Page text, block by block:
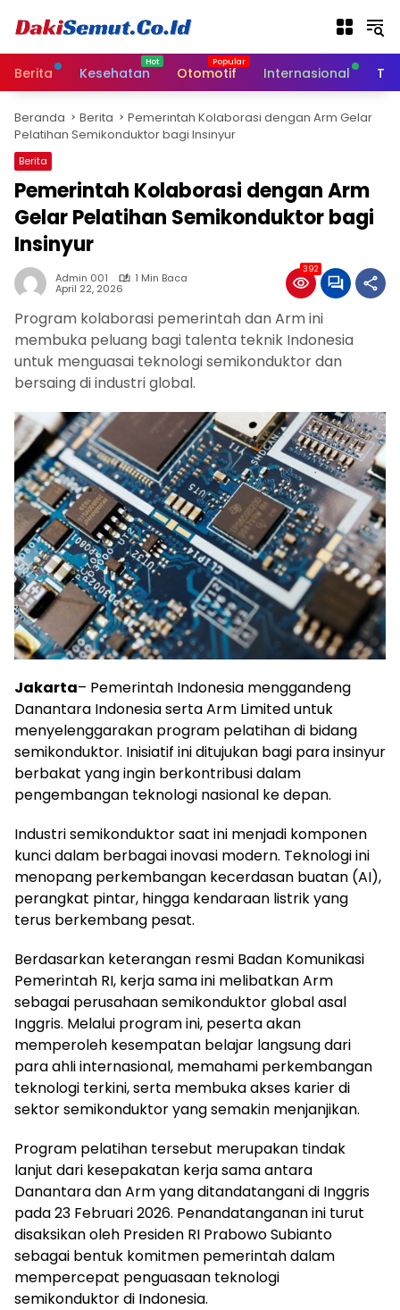
Berita Kesehatan Otomotif Internasional
Beranda Berita
Pemerintah Kolaborasi dengan Arm Gelar
Pelatihan Semikonduktor bagi Insinyur
Berita
Pemerintah Kolaborasi dengan Arm
Gelar Pelatihan Semikonduktor bagi
Insinyur
Admin 001 1 Min Baca
April 22, 2026
392
Program kolaborasi pemerintah dan Arm ini
membuka peluang bagi talenta teknik Indonesia
untuk menguasai teknologi semikonduktor dan
bersaing di industri global.
Jakarta– Pemerintah Indonesia menggandeng
Danantara Indonesia serta Arm Limited untuk
menyelenggarakan program pelatihan di bidang
semikonduktor. Inisiatif ini ditujukan bagi para insinyur
berbakat yang ingin berkontribusi dalam
pengembangan teknologi nasional ke depan.
Industri semikonduktor saat ini menjadi komponen
kunci dalam berbagai inovasi modern. Teknologi ini
menopang perkembangan kecerdasan buatan (AI),
perangkat pintar, hingga kendaraan listrik yang
terus berkembang pesat.
Berdasarkan keterangan resmi Badan Komunikasi
Pemerintah RI, kerja sama ini melibatkan Arm
sebagai perusahaan semikonduktor global asal
Inggris. Melalui program ini, peserta akan
memperoleh kesempatan belajar langsung dari
para ahli internasional, memahami perkembangan
teknologi terkini, serta membuka akses karier di
sektor semikonduktor yang semakin menjanjikan.
Program pelatihan tersebut merupakan tindak
lanjut dari kesepakatan kerja sama antara
Danantara dan Arm yang ditandatangani di Inggris
pada 23 Februari 2026. Penandatanganan ini turut
disaksikan oleh Presiden RI Prabowo Subianto
sebagai bentuk komitmen pemerintah dalam
mempercepat penguasaan teknologi
semikonduktor di Indonesia.